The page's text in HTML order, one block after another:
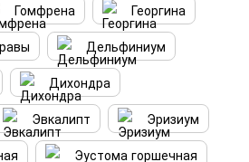
Гомфрена
Георгина
Дельфиниум
Дихондра
Эвкалипт
Эризиум
Эустома горшечная